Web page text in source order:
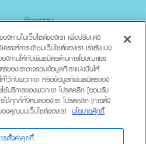
กิจกรรม
ติดต่อเรา
งท่านในเว็บไซต์ของเรา เพื่อปรับแต่ง
ราะห์การเข้าชมเว็บไซต์ของเรา เรายังแบ่ง
งท่านให้กับพันธมิตรด้านการโฆษณาและ
ของเราอาจรวมข้อมูลที่เราแบ่งปันให้
ห้ไว้กับพวกเขา หรือข้อมูลที่พันธมิตรของ
ใช้บริการของพวกเขา โปรดคลิก [ยอมรับ
คุกกี้ทั้งหมดของเรา โปรดคลิก [การตั้ง
งคุณบนเว็บไซต์ของเรา นโยบายคุ๊กกี้
รตั้งค่าคุกกี้